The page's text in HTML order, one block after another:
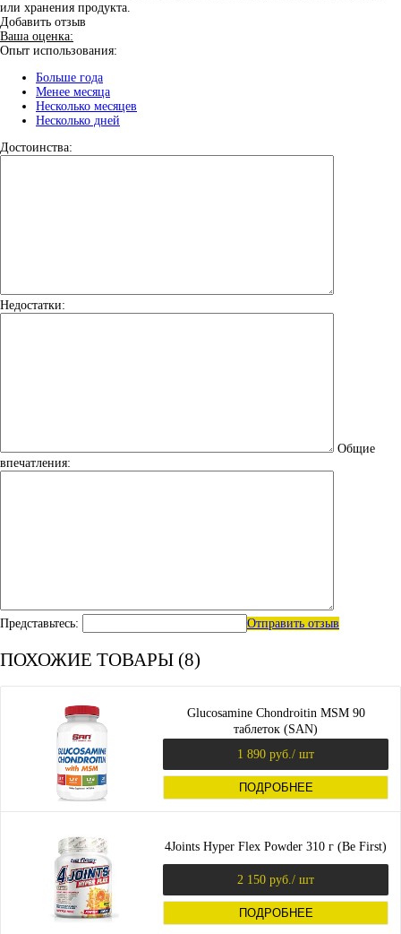
или хранения продукта.
Добавить отзыв
Ваша оценка:
Опыт использования:
Больше года
Менее месяца
Несколько месяцев
Несколько дней
Достоинства:
Недостатки:
Общие
впечатления:
Представьтесь: Отправить отзыв
ПОХОЖИЕ ТОВАРЫ (8)
Glucosamine Chondroitin MSM 90
таблеток (SAN)
1 890 руб. / шт
ПОДРОБНЕЕ
4Joints Hyper Flex Powder 310 г (Be First)
2 150 руб. / шт
ПОДРОБНЕЕ